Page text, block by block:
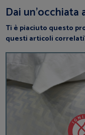
Dai
Ti è piaciuto questo
questi articoli